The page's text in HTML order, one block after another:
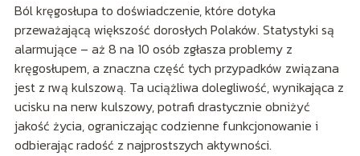
Ból kręgosłupa to doświadczenie, które dotyka
przeważającą większość dorosłych Polaków. Statystyki są
alarmujące – aż 8 na 10 osób zgłasza problemy z
kręgosłupem, a znaczna część tych przypadków związana
jest z rwą kulszową. Ta uciążliwa dolegliwość, wynikająca z
ucisku na nerw kulszowy, potrafi drastycznie obniżyć
jakość życia, ograniczając codzienne funkcjonowanie i
odbierając radość z najprostszych aktywności.